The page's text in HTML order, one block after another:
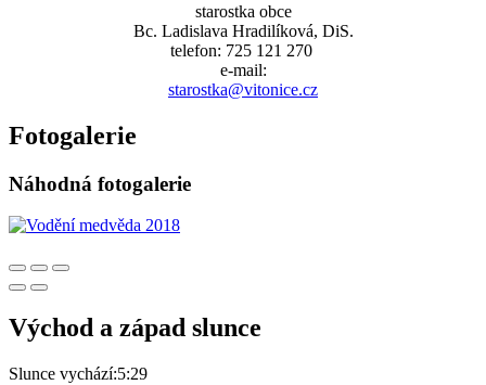
starostka obce
Bc. Ladislava Hradilíková, DiS.
telefon: 725 121 270
e-mail:
starostka@vitonice.cz
Fotogalerie
Náhodná fotogalerie
Východ a západ slunce
Slunce vychází:5:29